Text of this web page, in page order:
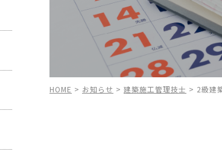
HOME > お知らせ > 建築施工管理技士 > 2級建